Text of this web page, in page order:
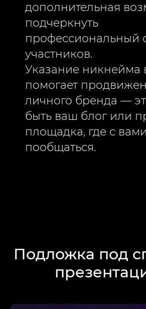
дополнительная
подчеркнуть
профессиональный
участников.
Указание никнейма
помогает
личного бренда —
быть ваш блог или
площадка, где с
пообщаться.
Подложка под